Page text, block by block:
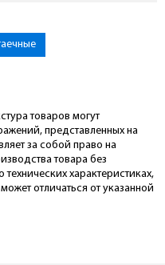
товаров могут
представленных на
за собой право на
товара без
характеристиках,
отличаться от указанной